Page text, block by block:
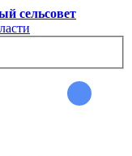
сельсовет